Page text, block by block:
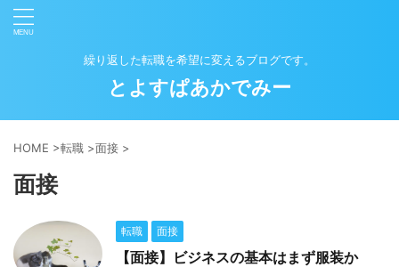
繰り返した転職を希望に変えるブログです。
とよすぱあかでみー
HOME >転職 >面接 >
面接
転職 面接
【面接】ビジネスの基本はまず服装か